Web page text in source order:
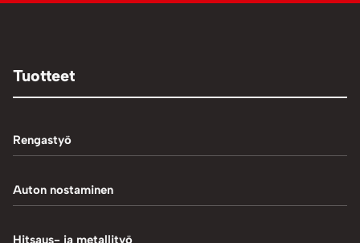
Tuotteet
Rengastyö
Palteennostin
Auton nostaminen
1-Pilarinostimet
Hitsaus- ja metallityö